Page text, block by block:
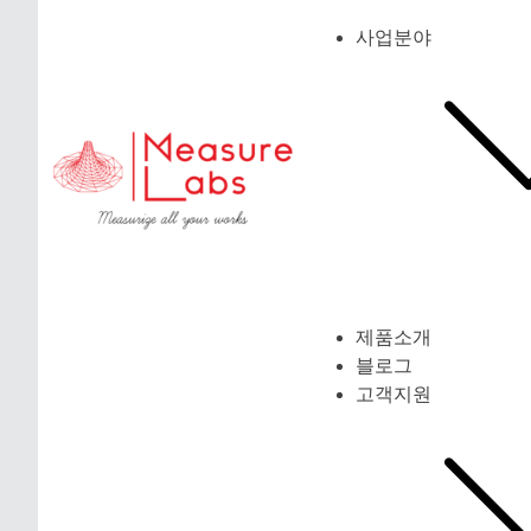
사업분야
제품소개
블로그
고객지원